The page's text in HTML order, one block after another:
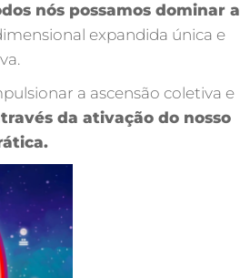
nós possamos dominar a
expandida única e
a ascensão coletiva e
da ativação do nosso